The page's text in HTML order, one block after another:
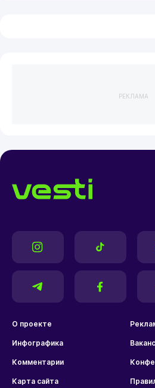
РЕКЛАМА
О проекте
Инфографика
Комментарии
Карта сайта